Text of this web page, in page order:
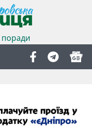
поради